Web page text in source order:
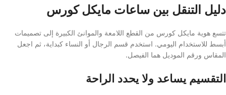
دليل التنقل بين ساعات مايكل كورس
تتسع هوية مايكل كورس من القطع اللامعة والموانئ الكبيرة إلى تصميمات
أبسط للاستخدام اليومي. استخدم قسم الرجال أو النساء كبداية، ثم اجعل
المقاس ورقم الموديل هما الفيصل.
التقسيم يساعد ولا يحدد الراحة